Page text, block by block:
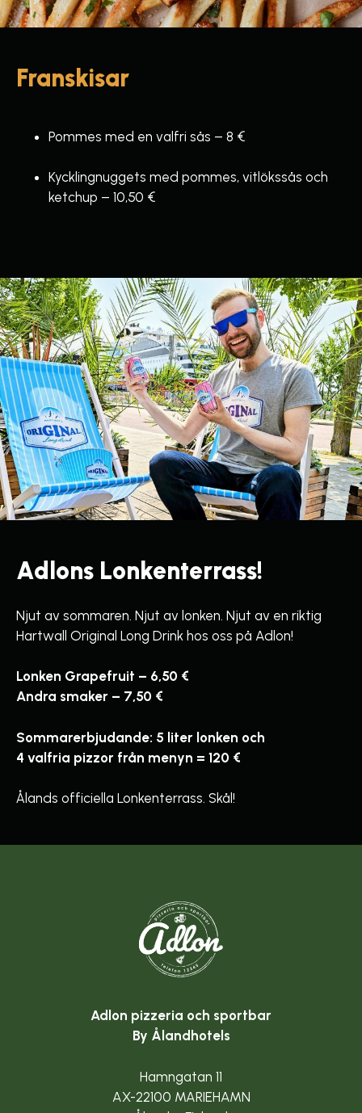
Franskisar
Pommes med en valfri sås – 8 €
Kycklingnuggets med pommes, vitlökssås och
ketchup – 10,50 €
Adlons Lonkenterrass!
Njut av sommaren. Njut av lonken. Njut av en riktig
Hartwall Original Long Drink hos oss på Adlon!
Lonken Grapefruit – 6,50 €
Andra smaker – 7,50 €
Sommarerbjudande: 5 liter lonken och
4 valfria pizzor från menyn = 120 €
Ålands officiella Lonkenterrass. Skål!
Adlon pizzeria och sportbar
By Ålandhotels
Hamngatan 11
AX-22100 MARIEHAMN